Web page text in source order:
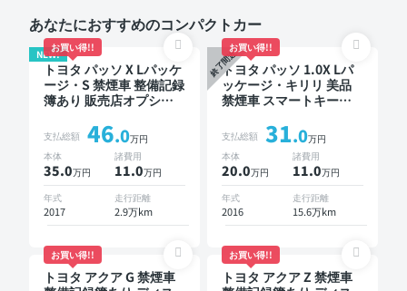
あなたにおすすめのコンパクトカー
NEW!
お買い得!!
トヨタ パッソ X Lパッケ
ージ・S 禁煙車 整備記録
簿あり 販売店オプショ
ETC バックモニター ド
ライブレコーダー 衝突
軽減
支払総額 46.0万円
本体
35.0万円
諸費用
11.0万円
年式
2017
走行距離
2.9万km
終了間近
お買い得!!
トヨタ パッソ 1.0X Lパ
ッケージ・キリリ 美品
禁煙車 スマートキー
支払総額 31.0万円
本体
20.0万円
諸費用
11.0万円
年式
2016
走行距離
15.6万km
お買い得!!
トヨタ アクア G 禁煙車
お買い得!!
トヨタ アクア Z 禁煙車